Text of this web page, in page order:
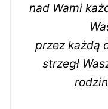
nad Wami
przez każdą
strzegł